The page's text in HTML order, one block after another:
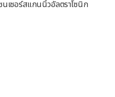
นเซอร์สแกนนิ้วอัลตราโซนิก